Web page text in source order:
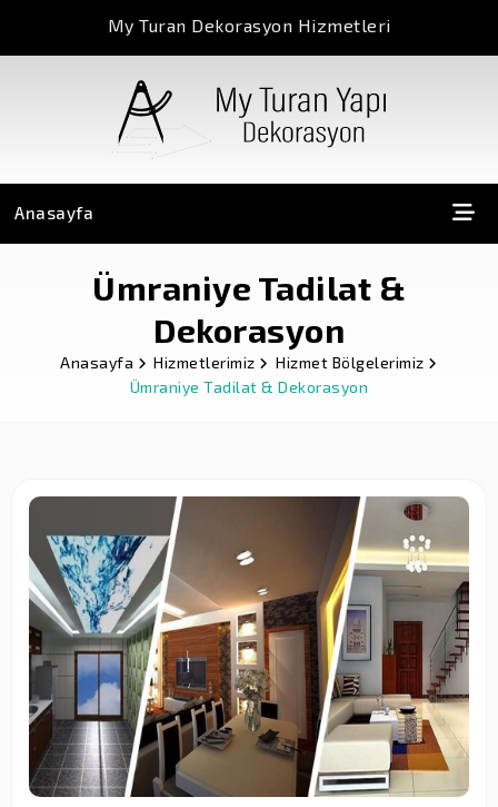
My Turan Dekorasyon Hizmetleri
Anasayfa
Ümraniye Tadilat &
Dekorasyon
Anasayfa Hizmetlerimiz
Hizmet Bölgelerimiz
Ümraniye Tadilat & Dekorasyon